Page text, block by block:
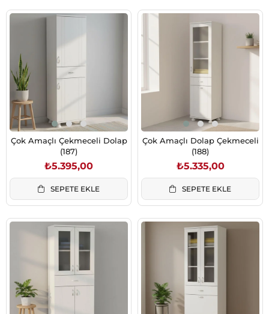
Çok Amaçlı Çekmeceli Dolap
(187)
₺5.395,00
SEPETE EKLE
Çok Amaçlı Dolap Çekmeceli
(188)
₺5.335,00
SEPETE EKLE